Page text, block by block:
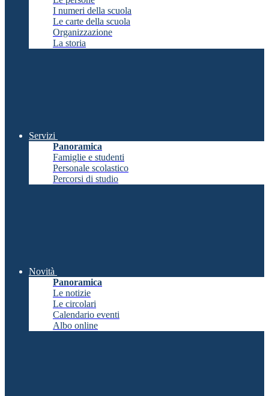
I numeri della scuola
Le carte della scuola
Organizzazione
La storia
Servizi
Panoramica
Famiglie e studenti
Personale scolastico
Percorsi di studio
Novità
Panoramica
Le notizie
Le circolari
Calendario eventi
Albo online